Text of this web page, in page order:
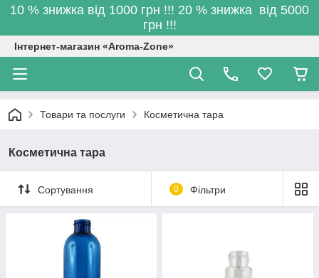
10 % знижка від 1000 грн !!! 20 % знижка від 5000
грн !!!
Інтернет-магазин «Aroma-Zone»
Товари та послуги Косметична тара
Косметична тара
Сортування 0 Фільтри